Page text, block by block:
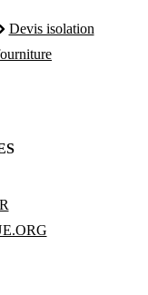
Devis isolation